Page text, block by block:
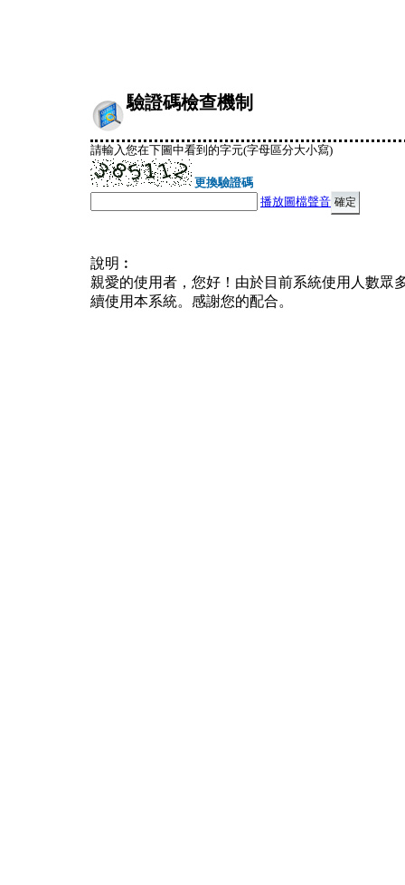
驗證碼檢查機制
請輸入您在下圖中看到的字元(字母區分大小寫)
更換驗證碼
播放圖檔聲音
說明︰
親愛的使用者，您好！由於目前系統使用人數眾
續使用本系統。感謝您的配合。